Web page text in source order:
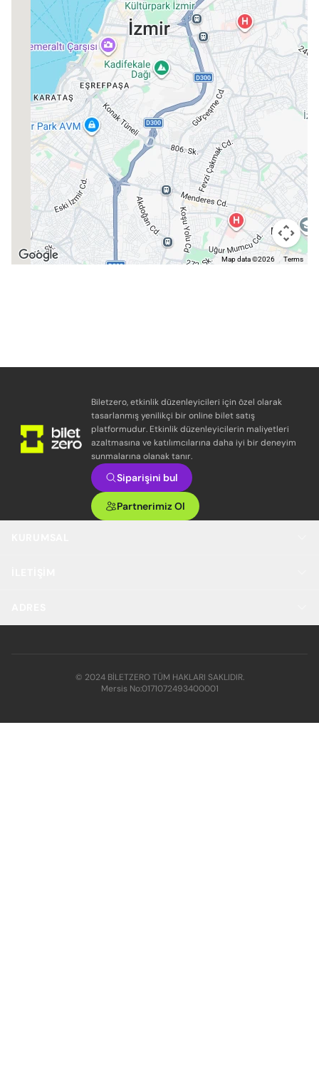
Map data ©2026 Terms
Biletzero, etkinlik düzenleyicileri için özel olarak
tasarlanmış yenilikçi bir online bilet satış
platformudur. Etkinlik düzenleyicilerin maliyetleri
azaltmasına ve katılımcılarına daha iyi bir deneyim
sunmalarına olanak tanır.
Siparişini bul
Partnerimiz Ol
© 2024 BİLETZERO TÜM HAKLARI SAKLIDIR.
Mersis No:0171072493400001